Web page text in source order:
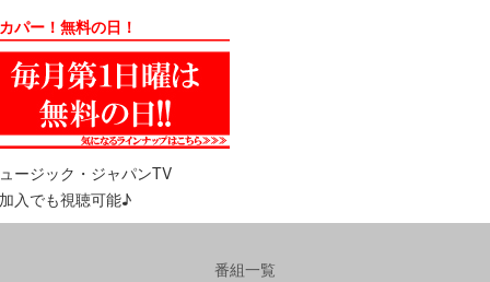
パー！無料の日！
ージック・ジャパンTV
入でも視聴可能♪
番組一覧